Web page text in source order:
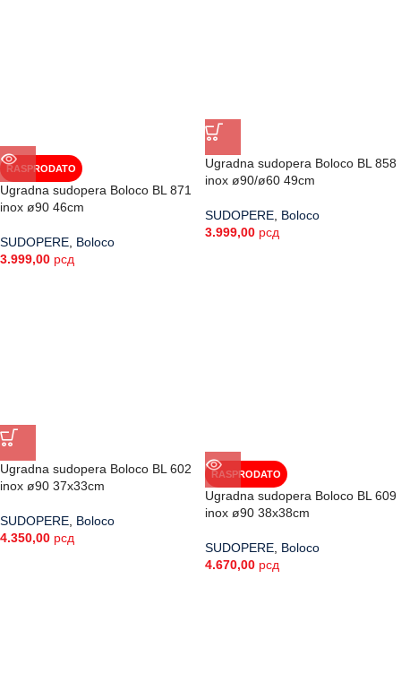
RASPRODATO
Ugradna sudopera Boloco BL 871
inox ø90 46cm
SUDOPERE Boloco
3.999,00 рсд
Ugradna sudopera Boloco BL 858
inox ø90/ø60 49cm
SUDOPERE Boloco
3.999,00 рсд
Ugradna sudopera Boloco BL 602
inox ø90 37x33cm
SUDOPERE Boloco
4.350,00 рсд
RASPRODATO
Ugradna sudopera Boloco BL 609
inox ø90 38x38cm
SUDOPERE Boloco
4.670,00 рсд